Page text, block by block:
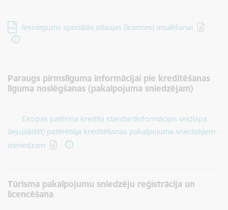
Lejupielādēt:
Iesniegums speciālās atļaujas (licences) anulēšanai
Paraugs pirmslīguma informācijai pie kreditēšanas
līguma noslēgšanas (pakalpojuma sniedzējam)
Lejupielādēt:
Eiropas patēriņa kredīta standartinformācijas veidlapa
(lejuplādēt) patērētāja kreditēšanas pakalpojuma sniedzējiem -
izsniedzam
Tūrisma pakalpojumu sniedzēju reģistrācija un
licencēšana